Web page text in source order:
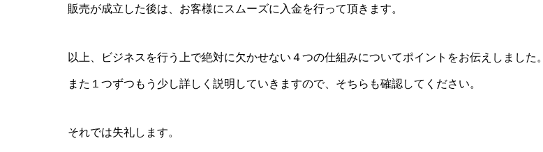
販売が成立した後は、お客様にスムーズに入金を行って頂きます。
以上、ビジネスを行う上で絶対に欠かせない４つの仕組みについてポイントをお伝えしました。
また１つずつもう少し詳しく説明していきますので、そちらも確認してください。
それでは失礼します。